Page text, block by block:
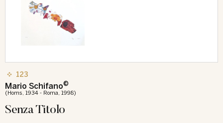
123
Mario Schifano©
(Homs, 1934 - Roma, 1998)
Senza Titolo